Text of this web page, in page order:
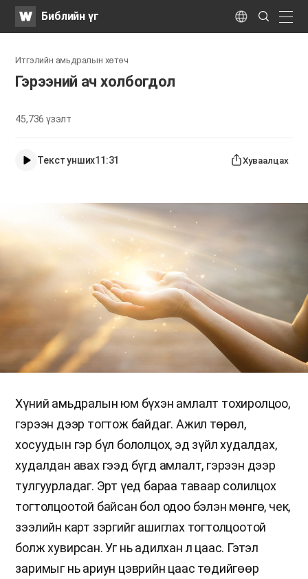
WATVБиблийн үг Language
Search
Submit
Итгэлийн амьдралын хөтөч
Гэрээний ач холбогдол
45,736үзэлт
Текст унших11:31 Хуваалцах
Хүний амьдралын юм бүхэн амлалт тохиролцоо,
гэрээн дээр тогтож байдаг. Ажил төрөл,
хосуудын гэр бүл бололцох, эд зүйл худалдах,
худалдан авах гээд бүгд амлалт, гэрээн дээр
тулгуурладаг. Эрт үед бараа таваар солилцох
тогтолцоотой байсан бол одоо бэлэн мөнгө, чек,
зээлийн карт зэргийг ашиглах тогтолцоотой
болж хувирсан. Уг нь адилхан л цаас. Гэтэл
заримыг нь ариун цэврийн цаас төдийгөөр